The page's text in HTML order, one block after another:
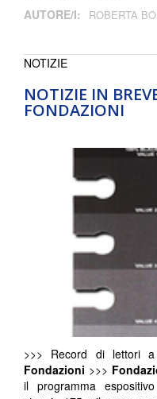
AUTORE/I: ROBERTA
NOTIZIE IN
FONDAZIONI
NOTIZIE
>>> Record di lettori
Fondazioni >>>
il programma